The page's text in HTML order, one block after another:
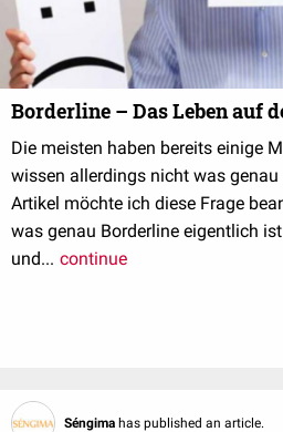
Borderline – Das Leben auf
Die meisten haben bereits einige
wissen allerdings nicht was
Artikel möchte ich diese Frage
was genau Borderline eigentlich
und... continue
Séngima has published an article.